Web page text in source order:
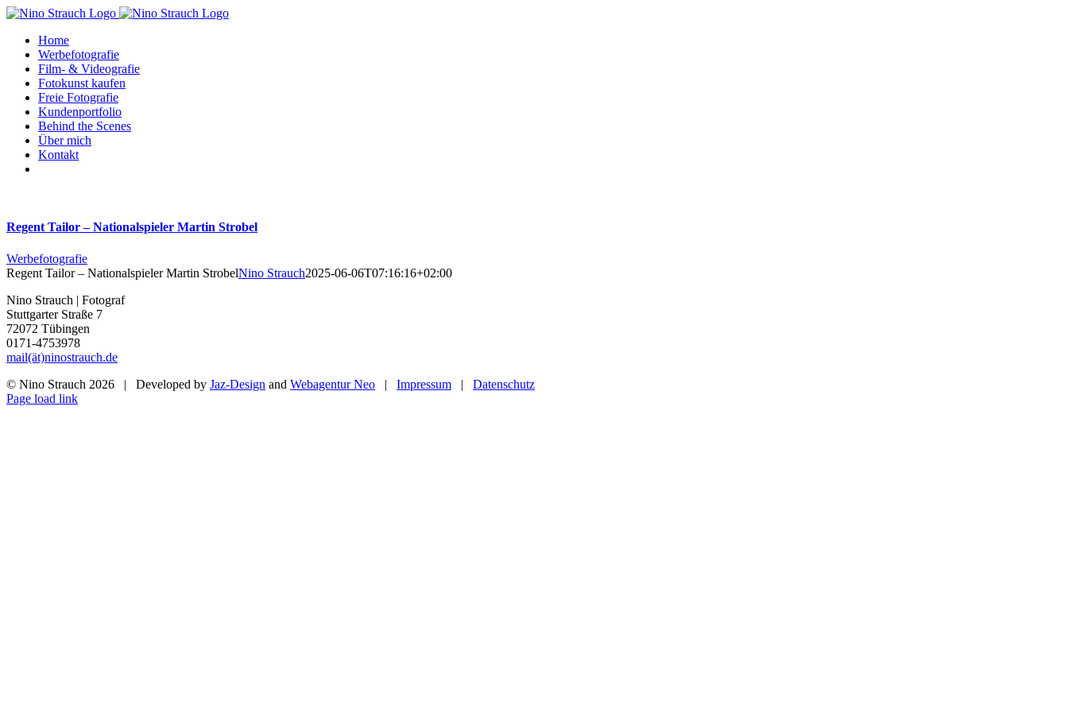
Zum
springenHome
Werbefotografie
Film- & Videografie
Fotokunst kaufen
Freie Fotografie
Kundenportfolio
Behind the Scenes
Über mich
Kontakt
Regent Tailor – Nationalspieler Martin Strobel
Werbefotografie
Regent Tailor – Nationalspieler Martin StrobelNino Strauch2025-06-06T07:16:16+02:00
Nino Strauch | Fotograf
Stuttgarter Straße 7
72072 Tübingen
0171-4753978
mail(ät)ninostrauch.de
© Nino Strauch 2026 | Developed by Jaz-Design and Webagentur Neo | Impressum | Datenschutz
Instagram
Page load link